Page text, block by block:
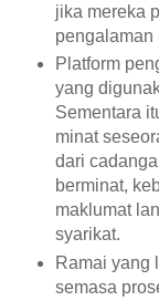
jika mereka
pengalaman
Platform
yang
Sementara
minat
dari
berminat,
maklumat
syarikat.
Ramai yang
semasa